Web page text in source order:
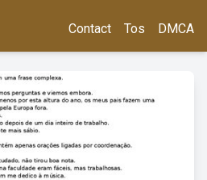
Contact Tos DMCA